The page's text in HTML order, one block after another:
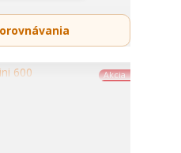
Akcia